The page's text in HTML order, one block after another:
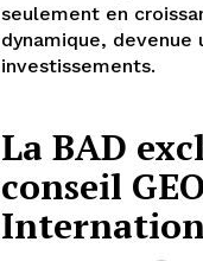
seulement en
dynamique,
investissements.
La BAD
conseil